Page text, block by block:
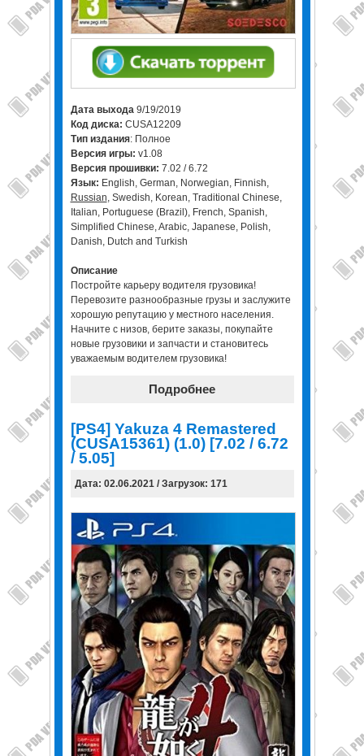
Дата выхода 9/19/2019
Код диска: CUSA12209
Тип издания: Полное
Версия игры: v1.08
Версия прошивки: 7.02 / 6.72
Язык: English, German, Norwegian, Finnish,
Russian , Swedish, Korean, Traditional Chinese,
Italian, Portuguese (Brazil), French, Spanish,
Simplified Chinese, Arabic, Japanese, Polish,
Danish, Dutch and Turkish
Описание
Постройте карьеру водителя грузовика!
Перевозите разнообразные грузы и заслужите
хорошую репутацию у местного населения.
Начните с низов, берите заказы, покупайте
новые грузовики и запчасти и становитесь
уважаемым водителем грузовика!
Подробнее
[PS4] Yakuza 4 Remastered
(CUSA15361) (1.0) [7.02 / 6.72
/ 5.05]
Дата: 02.06.2021 / Загрузок: 171